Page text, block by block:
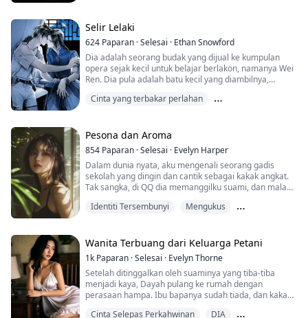
terhingga...
Selir Lelaki
624 Paparan ·Selesai · Ethan Snowford
Dia adalah seorang budak yang dijual ke kumpulan
opera sejak kecil untuk belajar berlakon, namanya Wei
Ren. Dia pula adalah batu kecil yang diambilnya,
sungguh cantik, mahu ikut saya?"
Kali pertama mereka naik ke pentas untuk berlakon,
dia menjadi Jia Baoyu yang tampan dan gagah,
manaka...
Cinta yang terbakar perlahan
Pesona dan Aroma
854 Paparan ·Selesai · Evelyn Harper
Dalam dunia nyata, aku mengenali seorang gadis
sekolah yang dingin dan cantik sebagai kakak angkat.
Tak sangka, di QQ dia memanggilku suami, dan malah
Identiti Tersembunyi
Mengukus
Wanita Terbuang dari Keluarga Petani
1k Paparan ·Selesai · Evelyn Thorne
Setelah ditinggalkan oleh suaminya yang tiba-tiba
menjadi kaya, Dayah pulang ke rumah dengan
perasaan hampa. Ibu bapanya sudah tiada, dan kakak
Cinta Selepas Perkahwinan
DIA